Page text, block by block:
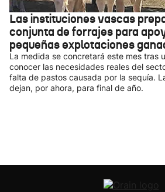
Las instituciones vascas
conjunta de forrajes para
pequeñas explotaciones
La medida se concretará este mes tras
conocer las necesidades reales del
falta de pastos causada por la sequía.
dejan, por ahora, para final de año.